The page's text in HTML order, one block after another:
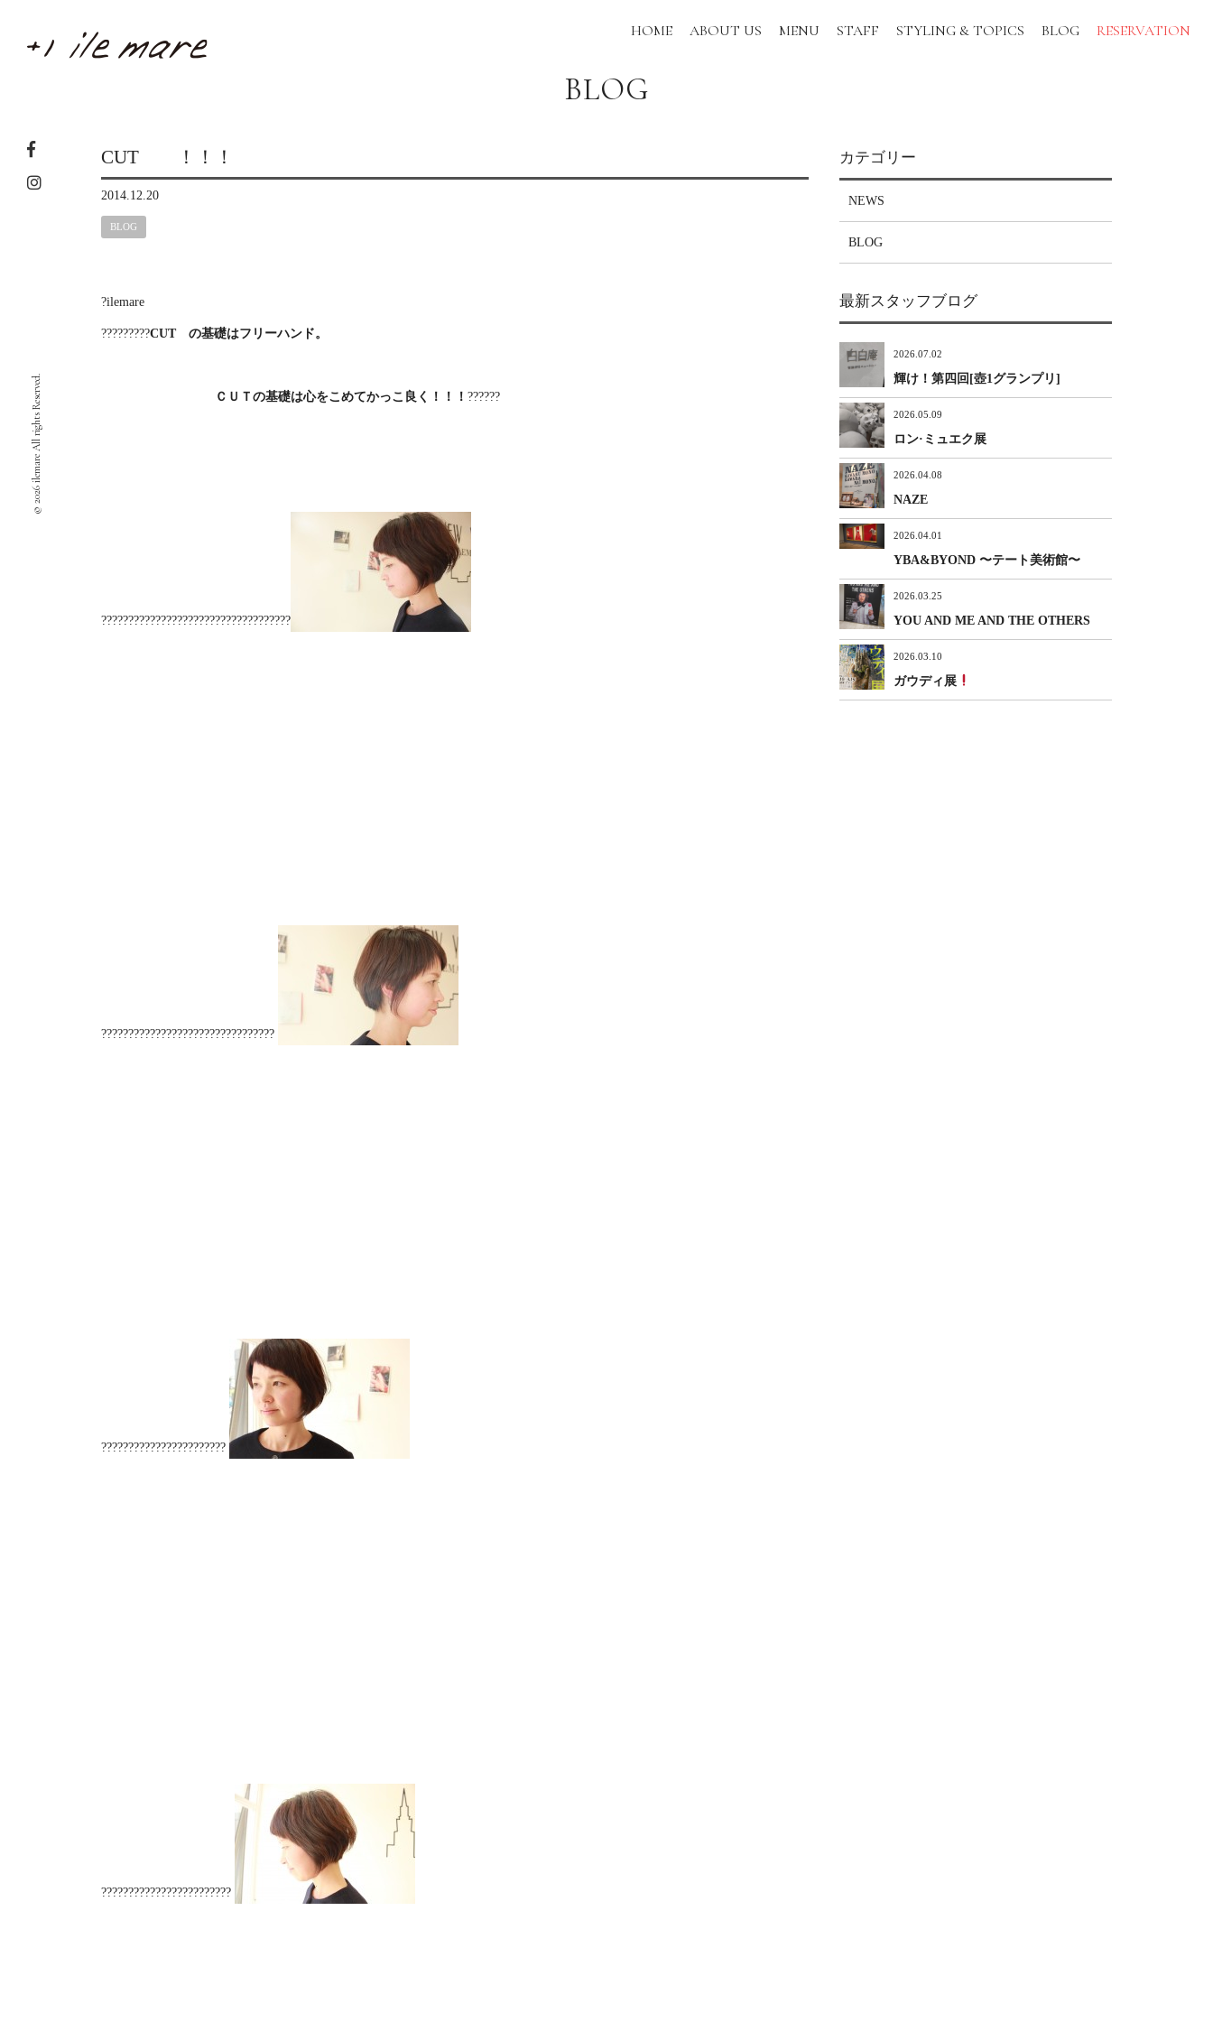
HOME ABOUT US MENU STAFF STYLING & TOPICS BLOG RESERVATION
© 2026 ilemare All rights Reserved.
BLOG
CUT ！！！
2014.12.20
BLOG
?ilemare
?????????CUT の基礎はフリーハンド。
ＣＵＴの基礎は心をこめてかっこ良く！！！ ??????
???????????????????????????????????
????????????????????????????????
???????????????????????
????????????????????????
カテゴリー
NEWS
BLOG
最新スタッフブログ
2026.07.02
輝け！第四回[壺1グランプリ]
2026.05.09
ロン·ミュエク展
2026.04.08
NAZE
2026.04.01
YBA&BYOND 〜テート美術館〜
2026.03.25
YOU AND ME AND THE OTHERS
2026.03.10
ガウディ展